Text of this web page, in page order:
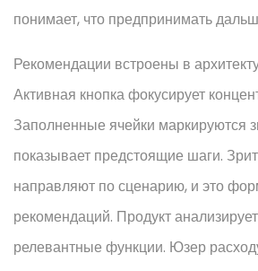
понимает, что предпринимать
Рекомендации встроены в
Активная кнопка фокусирует
Заполненные ячейки маркируются
показывает предстоящие шаги.
направляют по сценарию, и это
рекомендаций. Продукт
релевантные функции. Юзер